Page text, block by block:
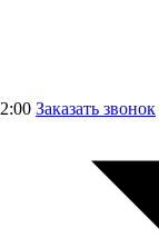
Заказать звонок